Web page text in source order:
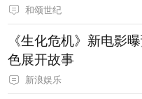
和颂世纪
《生化危机》新电影
色展开故事
新浪娱乐